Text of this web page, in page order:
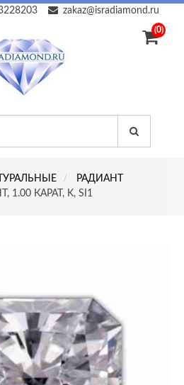
zakaz@isradiamond.ru
(0)
РАДИАНТ
1.00 КАРАТ, K, SI1